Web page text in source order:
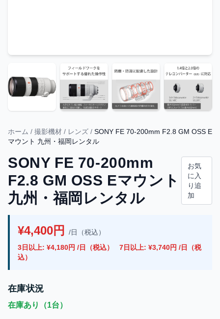
ホーム / 撮影機材 / レンズ / SONY FE 70-200mm F2.8 GM OSS E
マウント 九州・福岡レンタル
SONY FE 70-200mm
F2.8 GM OSS Eマウント
九州・福岡レンタル
お気
に入
り追
加
¥4,400円
/日（税込）
3日以上: ¥4,180円 /日（税込）
7日以上: ¥3,740円 /日（税
込）
在庫状況
在庫あり（1台）